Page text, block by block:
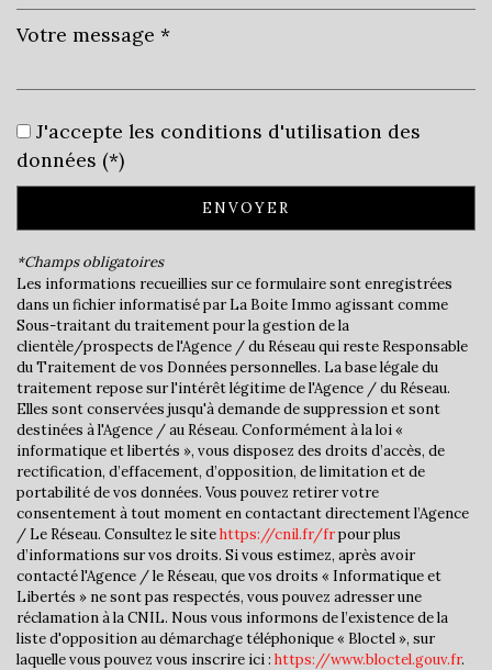
École maternelle
Presse et Tabac
statistiques
Nombre d'habitants
4 311
Propriétaires (vs. locataires)
Taxe habitation
14,62 %
Taxe foncière
15,52 %
Habitants de moins de 25 ans
Habitants de 25 à 55 ans
37,48 %
Habitants de plus de 55 ans
29,77 %
Nombre d'enfants par famille
J'accepte les conditions d'utilisation des
données (*)
ENVOYER
*Champs obligatoires
Les informations recueillies sur ce formulaire sont enregistrées
dans un fichier informatisé par La Boite Immo agissant comme
Sous-traitant du traitement pour la gestion de la
clientèle/prospects de l'Agence / du Réseau qui reste Responsable
du Traitement de vos Données personnelles. La base légale du
traitement repose sur l'intérêt légitime de l'Agence / du Réseau.
Elles sont conservées jusqu'à demande de suppression et sont
destinées à l'Agence / au Réseau. Conformément à la loi «
informatique et libertés », vous disposez des droits d’accès, de
rectification, d’effacement, d’opposition, de limitation et de
portabilité de vos données. Vous pouvez retirer votre
consentement à tout moment en contactant directement l’Agence
/ Le Réseau. Consultez le sitehttps://cnil.fr/frpour plus
d’informations sur vos droits. Si vous estimez, après avoir
contacté l'Agence / le Réseau, que vos droits « Informatique et
Libertés » ne sont pas respectés, vous pouvez adresser une
réclamation à la CNIL. Nous vous informons de l’existence de la
liste d'opposition au démarchage téléphonique « Bloctel », sur
laquelle vous pouvez vous inscrire ici : https://www.bloctel.gouv.fr.